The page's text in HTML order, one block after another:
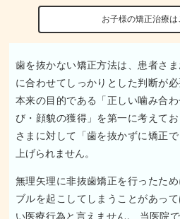
お子様の矯正治療
歯を抜かない矯正方法は、患者さ
に合わせてしっかりとした判断が
本来の目的である「正しい噛み合
び・顔貌の獲得」を第一に考えて
さまに対して「歯を抜かずに矯正
上げられません。
無理矢理に非抜歯矯正を行ったた
ブルを起こしてしまうことがあっ
い医療行為と言えません。 当医院